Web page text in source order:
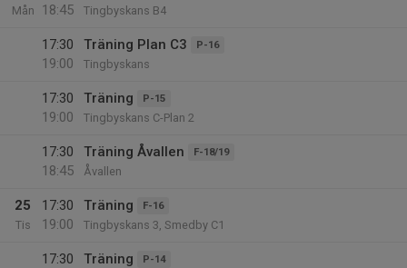
Mån
18:45
Tingbyskans B4
17:30
19:00
Träning Plan C3 P-16
Tingbyskans
17:30
19:00
Träning P-15
Tingbyskans C-Plan 2
17:30
18:45
Träning Åvallen F-18/19
Åvallen
25
Tis
17:30
19:00
Träning F-16
Tingbyskans 3, Smedby C1
17:30
Träning P-14